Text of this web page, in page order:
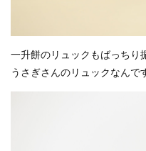
うさぎさんのリュックなんで